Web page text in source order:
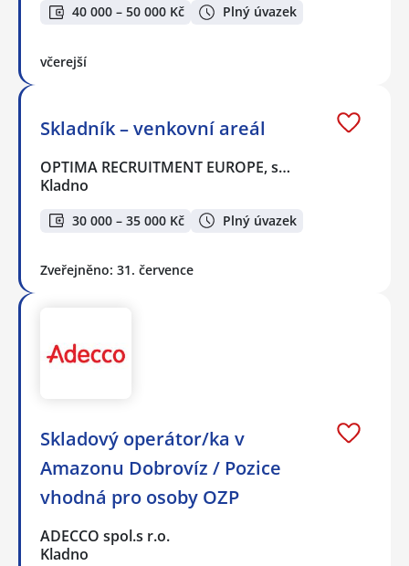
40 000 – 50 000 Kč Plný úvazek
včerejší
Skladník – venkovní areál
OPTIMA RECRUITMENT EUROPE, s…
Kladno
30 000 – 35 000 Kč Plný úvazek
Zveřejněno: 31. července
Skladový operátor/ka v
Amazonu Dobrovíz / Pozice
vhodná pro osoby OZP
ADECCO spol.s r.o.
Kladno